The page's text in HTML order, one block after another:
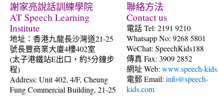
謝家亮說話訓練學院
AT Speech Learning
Institute
地址：香港九龍長沙灣道21-25
號長豐商業大廈4樓402室
(太子港鐵站E出口，約5分鐘步
程)
Address: Unit 402, 4/F, Cheung
Fung Commercial Building, 21-25
聯絡方法
Contact us
電話 Tel: 2191 9210
Whatsapp No: 9268 5801
WeChat: SpeechKids188
傳真 Fax: 3909 2852
網址 Web: www.speech-
電郵 Email: info@speech-
kids.com